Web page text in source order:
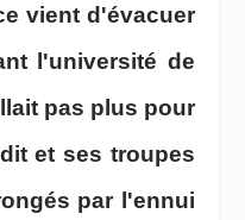
vient d'évacuer
l'université de
pas plus pour
et ses troupes
par l'ennui